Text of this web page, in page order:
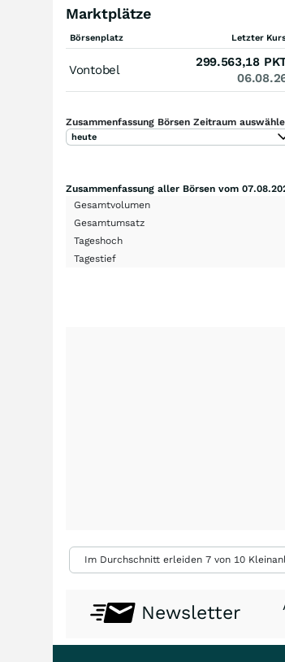
Marktplätze
Börsenplatz Letzter
Vontobel
299.563,18
Zusammenfassung Börsen Zeitraum
heute
Zusammenfassung aller Börsen vom
Gesamtvolumen
Gesamtumsatz
Tageshoch
Tagestief
Im Durchschnitt erleiden 7 von 10
Newsletter